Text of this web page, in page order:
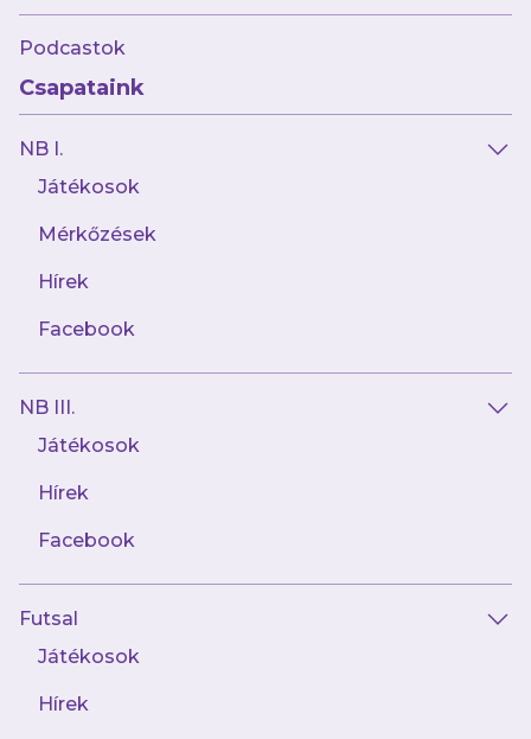
Podcastok
Csapataink
NB I.
Játékosok
Mérkőzések
Hírek
Facebook
NB III.
Játékosok
Hírek
Facebook
Futsal
Játékosok
Hírek